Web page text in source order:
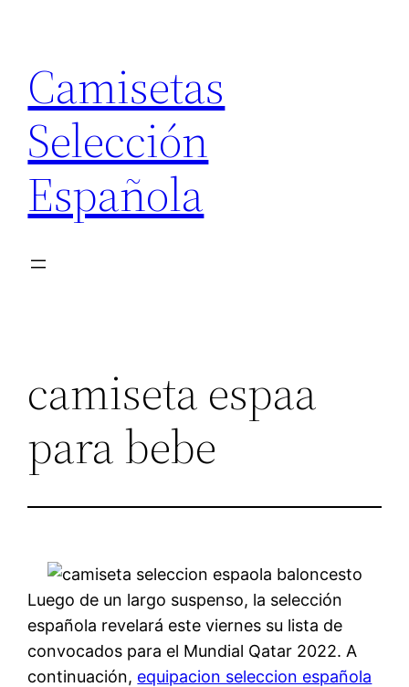
contenido
Camisetas
Selección
Española
camiseta espaa
para bebe
Luego de un largo suspenso, la selección
española revelará este viernes su lista de
convocados para el Mundial Qatar 2022. A
continuación, equipacion seleccion española